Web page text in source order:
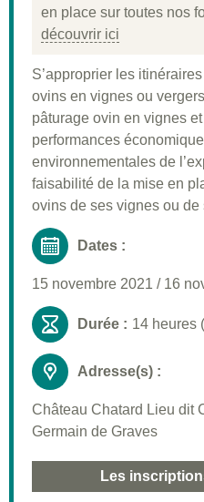
en place sur toutes nos
découvrir ici
S’approprier les
ovins en vignes ou
pâturage ovin en vignes
performances
environnementales de
faisabilité de la mise en
ovins de ses vignes ou de
Dates :
15 novembre 2021 / 16
Durée : 14 heures
Adresse(s) :
Château Chatard Lieu dit
Germain de Graves
Les